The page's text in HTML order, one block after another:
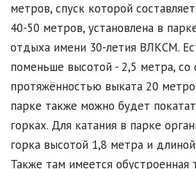
метров, спуск которой
40-50 метров, установлена в
отдыха имени 30-летия ВЛКСМ.
поменьше высотой - 2,5 метра, со
протяжённостью выката 20
парке также можно будет
горках. Для катания в парке
горка высотой 1,8 метра и
Также там имеется обустроенная